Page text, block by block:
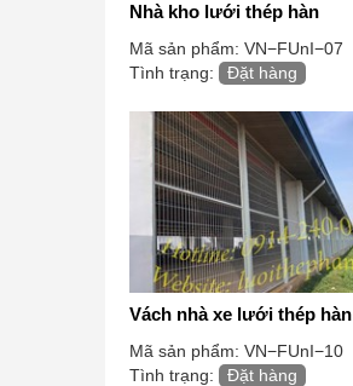
Nhà kho lưới thép hàn
Mã sản phẩm: VN−FUnI−07
Tình trạng:
Đặt hàng
Vách nhà xe lưới thép hàn
Mã sản phẩm: VN−FUnI−10
Tình trạng:
Đặt hàng